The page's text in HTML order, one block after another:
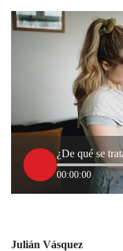
00:00:00
Julián Vásquez